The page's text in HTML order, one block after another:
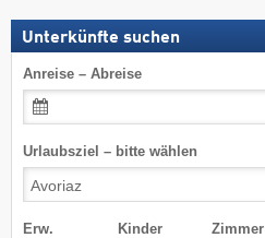
Unterkünfte suchen
Anreise – Abreise
Urlaubsziel – bitte wählen
Erw. Kinder Zimmer